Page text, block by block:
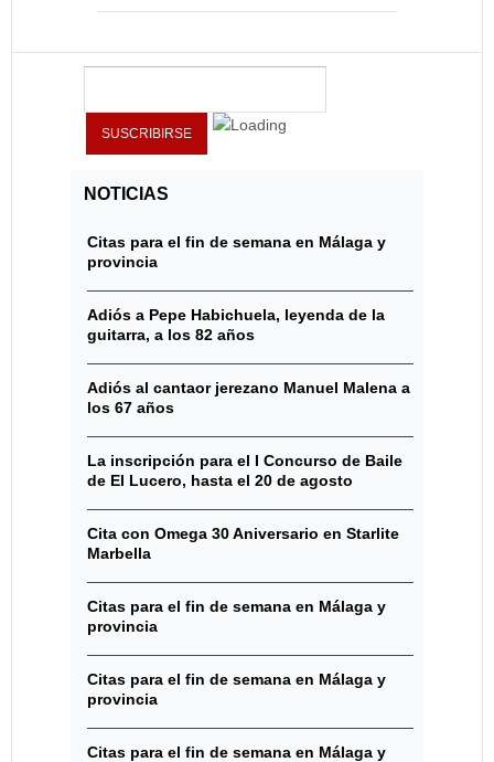
NOTICIAS
Citas para el fin de semana en Málaga y
provincia
Adiós a Pepe Habichuela, leyenda de la
guitarra, a los 82 años
Adiós al cantaor jerezano Manuel Malena a
los 67 años
La inscripción para el I Concurso de Baile
de El Lucero, hasta el 20 de agosto
Cita con Omega 30 Aniversario en Starlite
Marbella
Citas para el fin de semana en Málaga y
provincia
Citas para el fin de semana en Málaga y
provincia
Citas para el fin de semana en Málaga y